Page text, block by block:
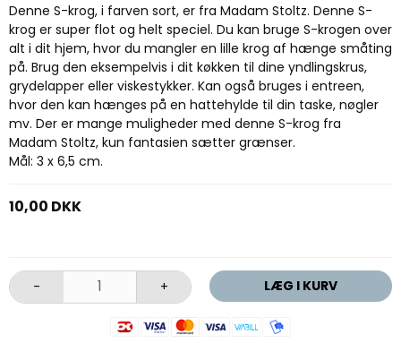
Denne S-krog, i farven sort, er fra Madam Stoltz. Denne S-
krog er super flot og helt speciel. Du kan bruge S-krogen over
alt i dit hjem, hvor du mangler en lille krog af hænge småting
på. Brug den eksempelvis i dit køkken til dine yndlingskrus,
grydelapper eller viskestykker. Kan også bruges i entreen,
hvor den kan hænges på en hattehylde til din taske, nøgler
mv. Der er mange muligheder med denne S-krog fra
Madam Stoltz, kun fantasien sætter grænser.
Mål: 3 x 6,5 cm.
10,00 DKK
- + LÆG I KURV